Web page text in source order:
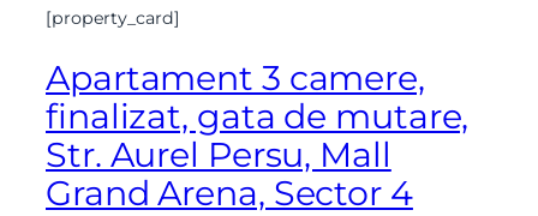
[property_card]
Apartament 3 camere,
finalizat, gata de mutare,
Str. Aurel Persu, Mall
Grand Arena, Sector 4